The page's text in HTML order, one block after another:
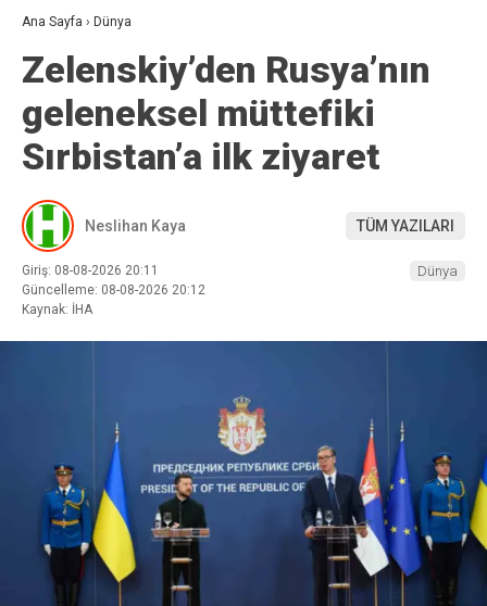
Ana Sayfa › Dünya
Zelenskiy’den Rusya’nın
geleneksel müttefiki
Sırbistan’a ilk ziyaret
Neslihan Kaya TÜM YAZILARI
Giriş: 08-08-2026 20:11
Güncelleme: 08-08-2026 20:12
Kaynak: İHA
Dünya